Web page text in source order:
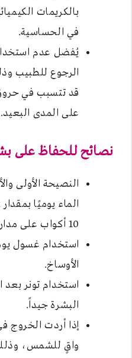
بالكريمات
في الحساسية.
يُفضل عدم
الرجوع للطبيب
قد تتسبب في
على المدى البعيد.
نصائح للحفاظ على
النصيحة الأولى
10 أكواب على مدار اليوم.
استخدام غسول
الأوساخ.
استخدام تونر
البشرة جيداً.
إذا أردت الخروج
واقٍ للشمس،